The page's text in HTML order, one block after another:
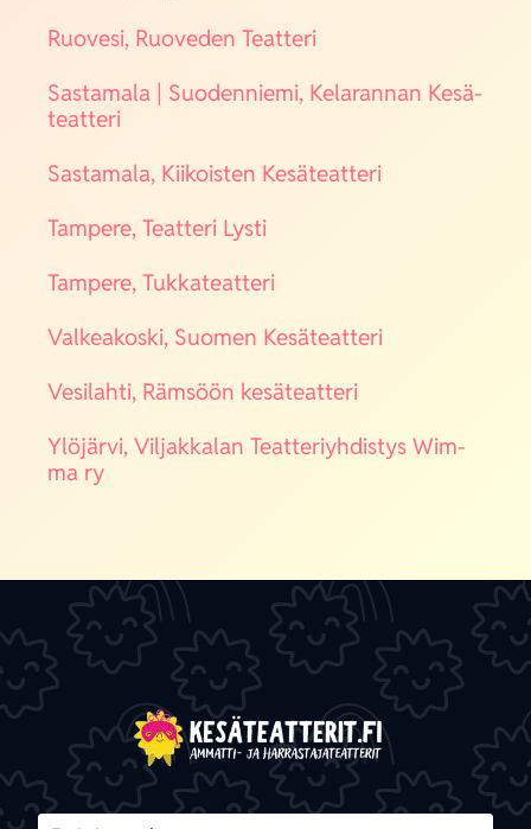
Ruo­ve­si, Ruo­ve­den Teat­te­ri
Sas­ta­ma­la | Suo­den­nie­mi, Kela­ran­nan Kesä­
teat­te­ri
Sas­ta­ma­la, Kii­kois­ten Kesä­teat­te­ri
Tam­pe­re, Teat­te­ri Lys­ti
Tam­pe­re, Tuk­ka­teat­te­ri
Val­kea­kos­ki, Suo­men Kesä­teat­te­ri
Vesi­lah­ti, Räm­söön kesä­teat­te­ri
Ylö­jär­vi, Vil­jak­ka­lan Teat­te­riyh­dis­tys Wim­
ma ry